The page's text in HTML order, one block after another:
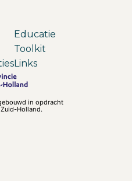
Educatie
Toolkit
Links
in opdracht
Holland.